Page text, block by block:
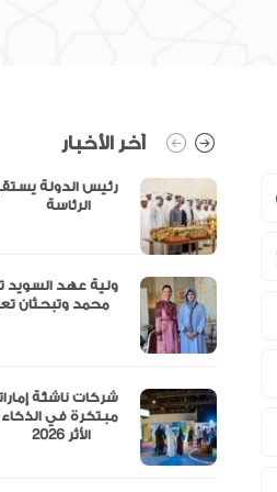
آخر الأخبار
رئيس الدولة
ولية عهد
شركات ناشئة
مبتكرة في